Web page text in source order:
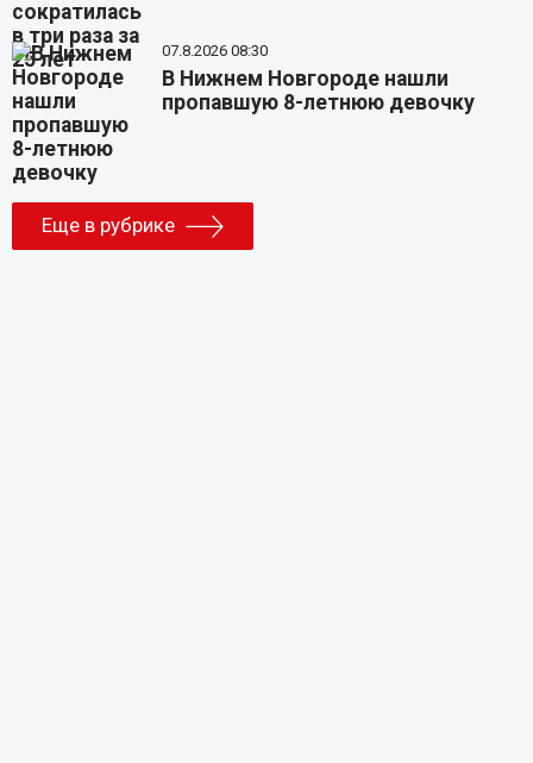
07.8.2026 08:30
В Нижнем Новгороде нашли
пропавшую 8-летнюю девочку
Еще в рубрике